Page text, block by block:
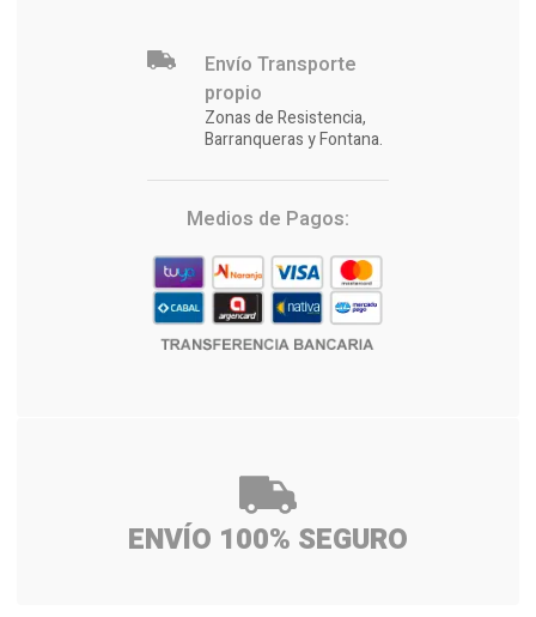
Envío Transporte
propio
Zonas de Resistencia,
Barranqueras y Fontana.
Medios de Pagos:
ENVÍO 100% SEGURO